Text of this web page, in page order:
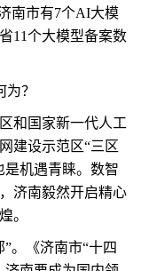
南市有7个AI大模
11个大模型备案数
和国家新一代人工
建设示范区“三区
是机遇青睐。数智
济南毅然开启精心
。
《济南市“十四